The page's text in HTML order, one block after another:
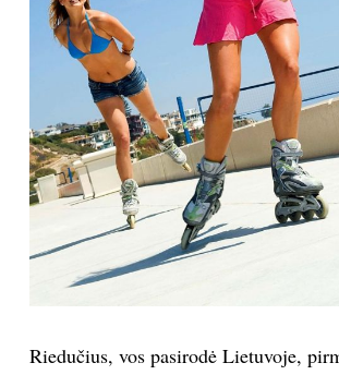
Riedučius, vos pasirodė Lietuvoje,